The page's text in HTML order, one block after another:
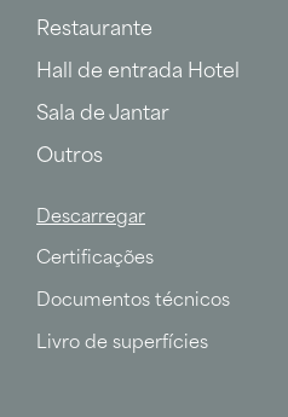
Restaurante
Hall de entrada Hotel
Sala de Jantar
Outros
Descarregar
Certificações
Documentos técnicos
Livro de superfícies